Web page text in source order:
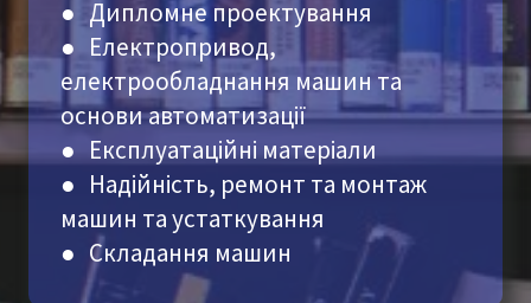
● Дипломне проектування
● Електропривод,
електрообладнання машин та
основи автоматизації
● Експлуатаційні матеріали
● Надійність, ремонт та монтаж
машин та устаткування
● Складання машин